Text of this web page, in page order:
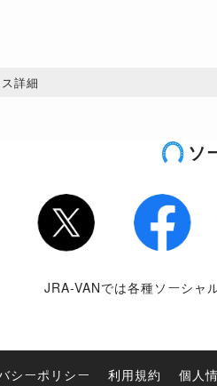
詳細
ソ
Twitter Facebook
JRA-VANでは各種ソーシャ
シーポリシー 利用規約 個人